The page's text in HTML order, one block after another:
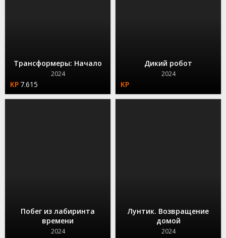
Трансформеры: Начало
2024
7.615
Дикий робот
2024
Побег из лабиринта
времени
2024
Лунтик. Возвращение
домой
2024